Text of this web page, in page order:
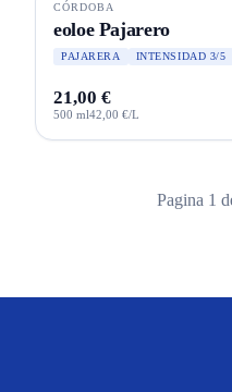
JOYAS
CÓRDOBA
eoloe Pajarero
PAJARERA INTENSIDAD 3/5
21,00 €
500 ml42,00 €/L
Pagina 1